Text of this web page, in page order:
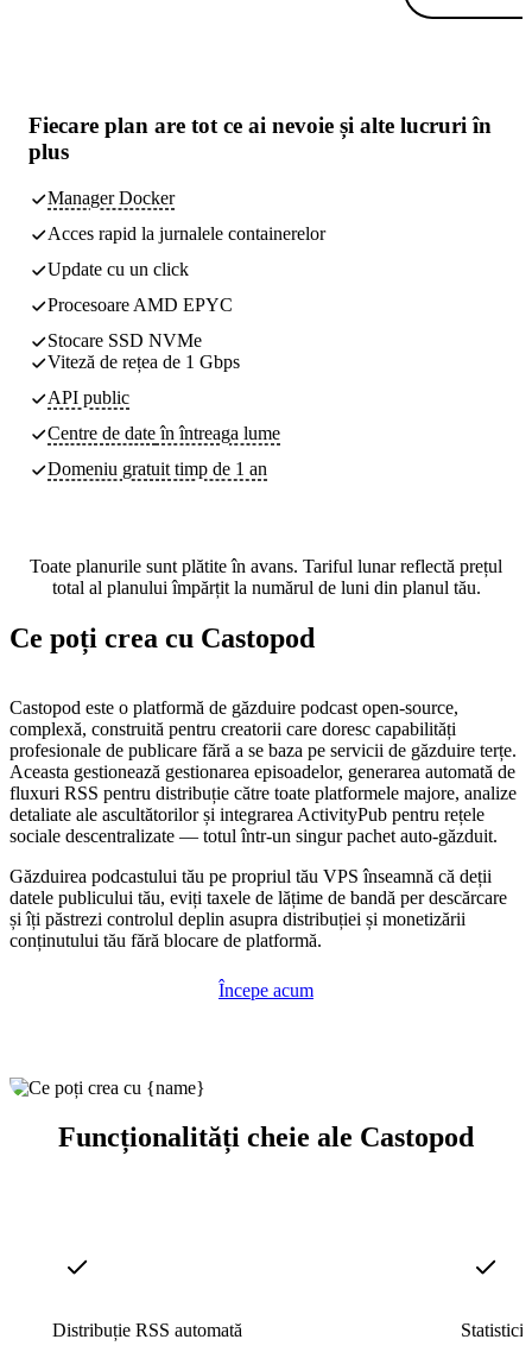
Fiecare plan are tot ce ai nevoie și alte lucruri în
plus
Manager Docker
Acces rapid la jurnalele containerelor
Update cu un click
Procesoare AMD EPYC
Stocare SSD NVMe
Viteză de rețea de 1 Gbps
API public
Centre de dateîn întreaga lume
Domeniu gratuit timp de 1 an
Toate planurile sunt plătite în avans. Tariful lunar reflectă prețul
total al planului împărțit la numărul de luni din planul tău.
Ce poți crea cu Castopod
Castopod este o platformă de găzduire podcast open-source,
complexă, construită pentru creatorii care doresc capabilități
profesionale de publicare fără a se baza pe servicii de găzduire terțe.
Aceasta gestionează gestionarea episoadelor, generarea automată de
fluxuri RSS pentru distribuție către toate platformele majore, analize
detaliate ale ascultătorilor și integrarea ActivityPub pentru rețele
sociale descentralizate — totul într-un singur pachet auto-găzduit.
Găzduirea podcastului tău pe propriul tău VPS înseamnă că deții
datele publicului tău, eviți taxele de lățime de bandă per descărcare
și îți păstrezi controlul deplin asupra distribuției și monetizării
conținutului tău fără blocare de platformă.
Începe acum
Funcționalități cheie ale Castopod
Distribuție RSS automată Statistici